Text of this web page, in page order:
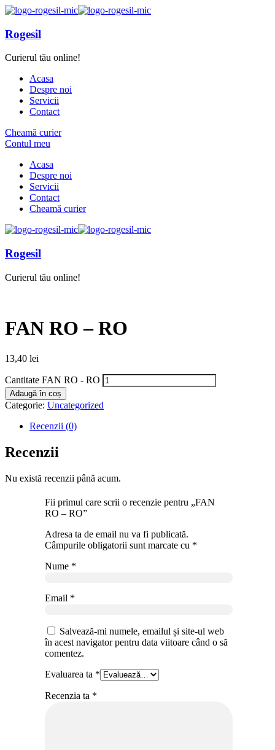
Rogesil
Curierul tău online!
Acasa
Despre noi
Servicii
Contact
Cheamă curier
Contul meu
Acasa
Despre noi
Servicii
Contact
Cheamă curier
Rogesil
Curierul tău online!
FAN RO – RO
13,40 lei
Cantitate FAN RO - RO
Adaugă în coș
Categorie: Uncategorized
Recenzii (0)
Recenzii
Nu există recenzii până acum.
Fii primul care scrii o recenzie pentru „FAN
RO – RO”
Adresa ta de email nu va fi publicată.
Câmpurile obligatorii sunt marcate cu *
Nume *
Email *
Salvează-mi numele, emailul și site-ul web
în acest navigator pentru data viitoare când o să
comentez.
Evaluarea ta *
Recenzia ta *